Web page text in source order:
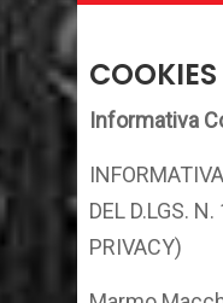
COOKIES
Informativa
DEL D.LGS.
PRIVACY)